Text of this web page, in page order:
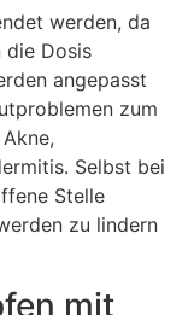
werden, da
die Dosis
angepasst
zum
Selbst bei
Stelle
zu lindern
mit